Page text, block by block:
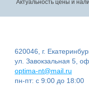
Актуальность цены и
620046, г.
ул. Завокзальная 5,
optima-nt@mail.ru
пн-пт: с 9:00 до 18:00